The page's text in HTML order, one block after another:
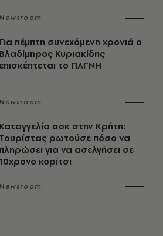
Newsroom
Για πέμπτη συνεχόμενη χρονιά ο
Βλαδίμηρος Κυριακίδης
επισκέπτεται το ΠΑΓΝΗ
Newsroom
Καταγγελία σοκ στην Κρήτη:
Τουρίστας ρωτούσε πόσο να
πληρώσει για να ασελγήσει σε
κορίτσι
Newsroom